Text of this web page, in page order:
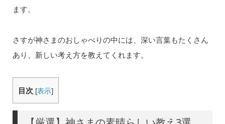
ます。
さすが神さまのおしゃべりの中には、深い言葉もたくさん
あり、新しい考え方を教えてくれます。
目次 [表示]